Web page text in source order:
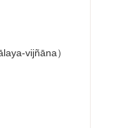
vijñāna）